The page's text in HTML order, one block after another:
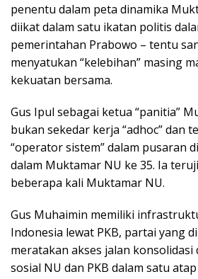
penentu dalam peta dinamika
diikat dalam satu ikatan politis
pemerintahan Prabowo – tentu
menyatukan “kelebihan” masing
kekuatan bersama.
Gus Ipul sebagai ketua “panitia”
bukan sekedar kerja “adhoc” dan
“operator sistem” dalam pusaran
dalam Muktamar NU ke 35. Ia
beberapa kali Muktamar NU.
Gus Muhaimin memiliki
Indonesia lewat PKB, partai yang
meratakan akses jalan konsolidasi
sosial NU dan PKB dalam satu